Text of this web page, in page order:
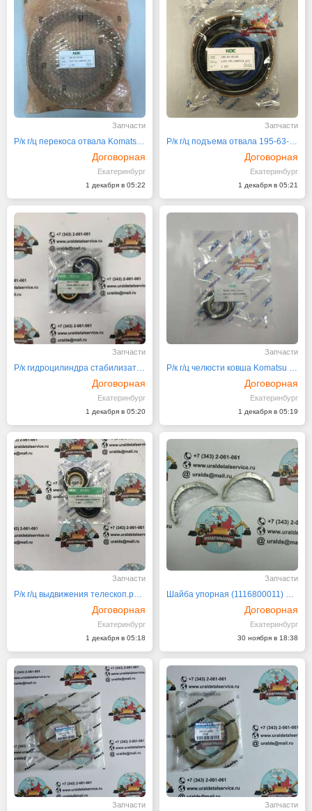
Запчасти
Договорная
Екатеринбург
1 декабря в 05:22
Запчасти
Договорная
Екатеринбург
1 декабря в 05:21
Запчасти
Договорная
Екатеринбург
1 декабря в 05:20
Запчасти
Договорная
Екатеринбург
1 декабря в 05:19
Запчасти
Договорная
Екатеринбург
1 декабря в 05:18
Запчасти
Договорная
Екатеринбург
30 ноября в 18:38
Запчасти Запчасти